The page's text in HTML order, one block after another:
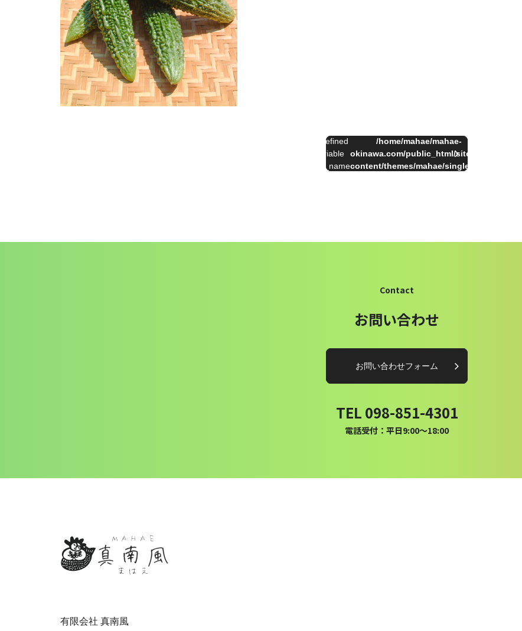
Undefined
variable
$cat_name
/home/mahae/mahae-
okinawa.com/public_html/site/wp-
content/themes/mahae/single.php
Contact
お問い合わせ
お問い合わせフォーム
TEL 098-851-4301
電話受付：平日9:00〜18:00
有限会社 真南風